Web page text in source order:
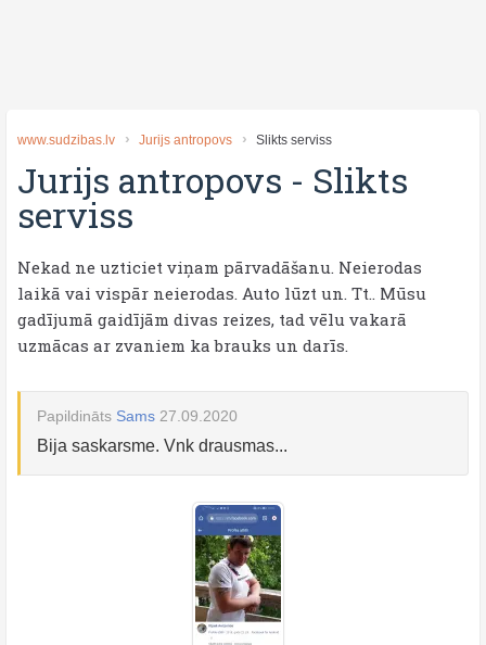
www.sudzibas.lv Jurijs antropovs Slikts serviss
Jurijs antropovs - Slikts
serviss
Nekad ne uzticiet viņam pārvadāšanu. Neierodas
laikā vai vispār neierodas. Auto lūzt un. Tt.. Mūsu
gadījumā gaidījām divas reizes, tad vēlu vakarā
uzmācas ar zvaniem ka brauks un darīs.
Papildināts Sams 27.09.2020
Bija saskarsme. Vnk drausmas...